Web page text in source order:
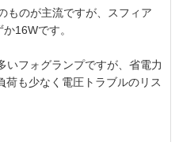
ものが主流ですが、スフィア
16Wです。
いフォグランプですが、省電力
荷も少なく電圧トラブルのリス